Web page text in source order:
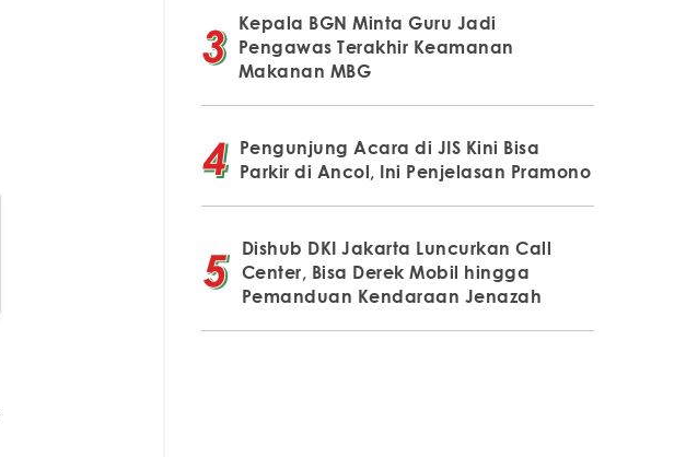
Kepala BGN Minta Guru Jadi
Pengawas Terakhir Keamanan
Makanan MBG
Pengunjung Acara di JIS Kini Bisa
Parkir di Ancol, Ini Penjelasan Pramono
Dishub DKI Jakarta Luncurkan Call
Center, Bisa Derek Mobil hingga
Pemanduan Kendaraan Jenazah